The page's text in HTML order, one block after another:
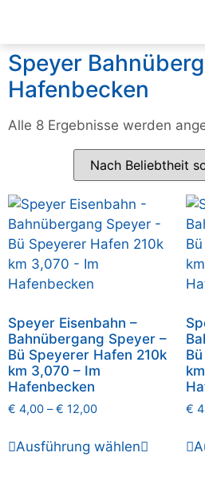
Speyer
Hafenbecken
Alle 8 Ergebnisse werden
Speyer Eisenbahn –
Bahnübergang Speyer –
Bü Speyerer Hafen 210k
km 3,070 – Im
Hafenbecken
€ 4,00 –€ 12,00
Ausführung wählen
€